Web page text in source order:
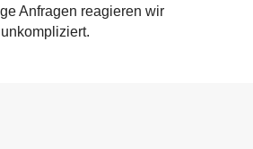
Anfragen reagieren wir